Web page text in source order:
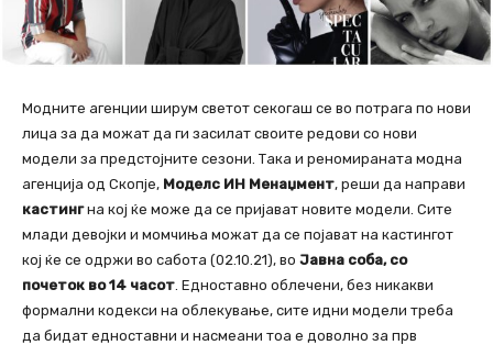
Модните агенции ширум светот секогаш се во потрага по нови
лица за да можат да ги засилат своите редови со нови
модели за предстојните сезони. Така и реномираната модна
агенција од Скопје, Моделс ИН Менаџмент, реши да направи
кастингна кој ќе може да се пријават новите модели. Сите
млади девојки и момчиња можат да се појават на кастингот
кој ќе се одржи во сабота (02.10.21), во Јавна соба, со
почеток во 14 часот. Едноставно облечени, без никакви
формални кодекси на облекување, сите идни модели треба
да бидат едноставни и насмеани тоа е доволно за прв